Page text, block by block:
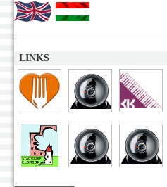
LINKS